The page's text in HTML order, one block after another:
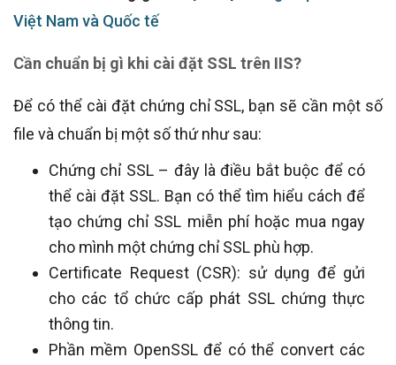
Việt Nam và Quốc tế
Cần chuẩn bị gì khi cài đặt SSL trên IIS?
Để có thể cài đặt chứng chỉ SSL, bạn sẽ cần một số
file và chuẩn bị một số thứ như sau:
Chứng chỉ SSL – đây là điều bắt buộc để có
thể cài đặt SSL. Bạn có thể tìm hiểu cách để
tạo chứng chỉ SSL miễn phí hoặc mua ngay
cho mình một chứng chỉ SSL phù hợp.
Certificate Request (CSR): sử dụng để gửi
cho các tổ chức cấp phát SSL chứng thực
thông tin.
Phần mềm OpenSSL để có thể convert các